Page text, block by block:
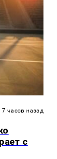
7 часов назад
с